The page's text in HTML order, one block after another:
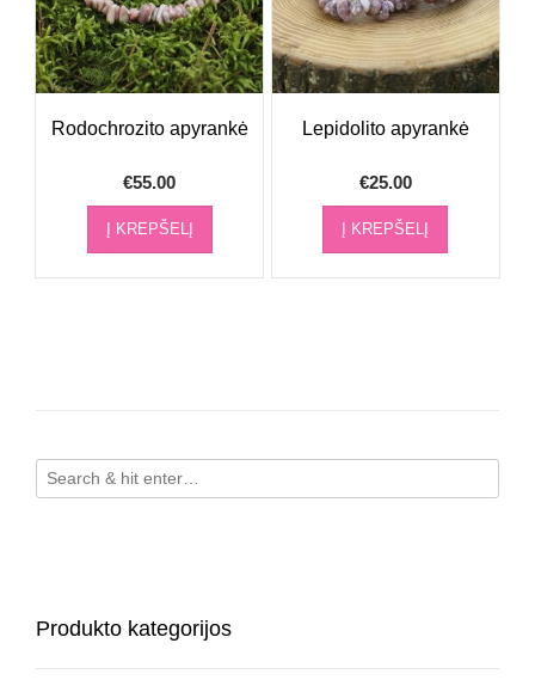
Rodochrozito apyrankė
€55.00
Į KREPŠELĮ
Lepidolito apyrankė
€25.00
Į KREPŠELĮ
Produkto kategorijos